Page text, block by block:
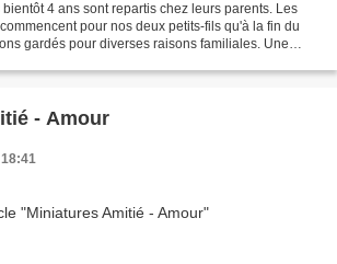
4 ans sont repartis chez leurs parents. Les
pour nos deux petits-fils qu'à la fin du
gardés pour diverses raisons familiales. Une
- Amour